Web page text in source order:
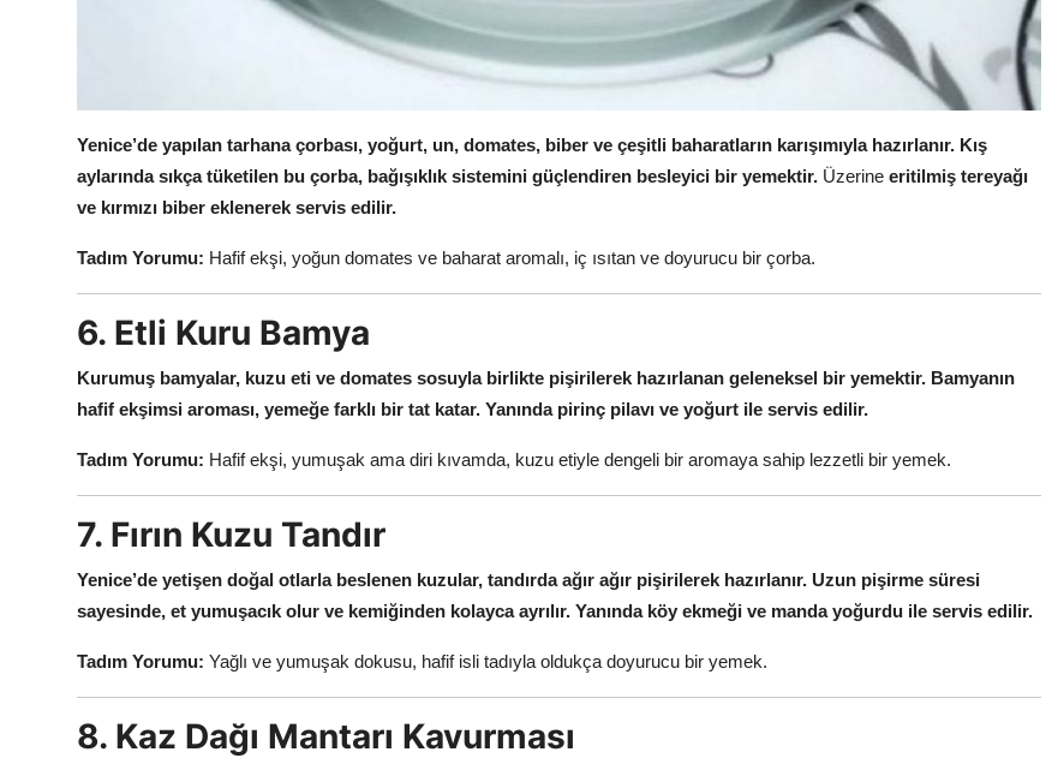
Yenice’de yapılan tarhana çorbası, yoğurt, un, domates, biber ve çeşitli baharatların karışımıyla hazırlanır. Kış
aylarında sıkça tüketilen bu çorba, bağışıklık sistemini güçlendiren besleyici bir yemektir. Üzerine eritilmiş tereyağı
ve kırmızı biber eklenerek servis edilir.
Tadım Yorumu: Hafif ekşi, yoğun domates ve baharat aromalı, iç ısıtan ve doyurucu bir çorba.
6. Etli Kuru Bamya
Kurumuş bamyalar, kuzu eti ve domates sosuyla birlikte pişirilerek hazırlanan geleneksel bir yemektir. Bamyanın
hafif ekşimsi aroması, yemeğe farklı bir tat katar. Yanında pirinç pilavı ve yoğurt ile servis edilir.
Tadım Yorumu: Hafif ekşi, yumuşak ama diri kıvamda, kuzu etiyle dengeli bir aromaya sahip lezzetli bir yemek.
7. Fırın Kuzu Tandır
Yenice’de yetişen doğal otlarla beslenen kuzular, tandırda ağır ağır pişirilerek hazırlanır. Uzun pişirme süresi
sayesinde, et yumuşacık olur ve kemiğinden kolayca ayrılır. Yanında köy ekmeği ve manda yoğurdu ile servis edilir.
Tadım Yorumu: Yağlı ve yumuşak dokusu, hafif isli tadıyla oldukça doyurucu bir yemek.
8. Kaz Dağı Mantarı Kavurması